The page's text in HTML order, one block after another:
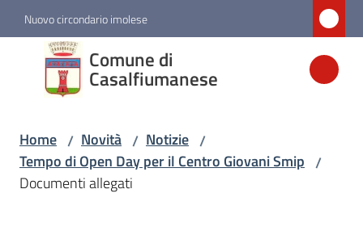
Vai al contenuto
Vai alla navigazione
Vai al footer
Nuovo circondario imolese
Comune di
Casalfiumanese
Comune di
Casalfiumanese
Amministrazione
Home / Novità / Notizie /
Tempo di Open Day per il Centro Giovani Smip /
Documenti allegati